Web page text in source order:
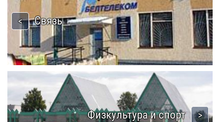
Связь
Физкультура и спорт